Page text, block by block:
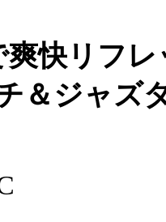
爽快リフレ
＆ジャズ